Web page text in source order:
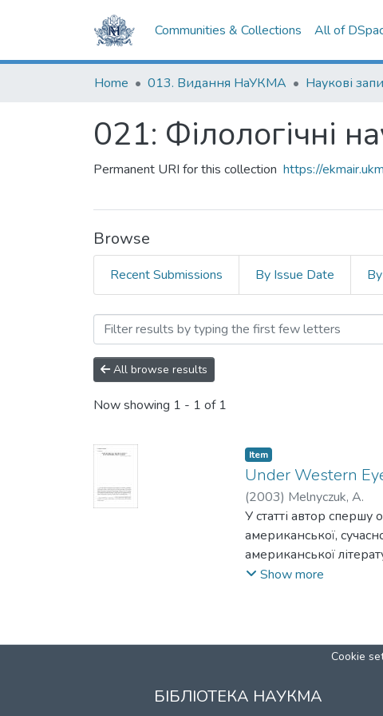
Communities & Collections All of
Home 013. Видання НаУКМА Наукові
021: Філологічні
Permanent URI for this collection https://
Browse
Recent Submissions By Issue Date
Browsing 021: Філологічні
All browse results
Now showing 1 - 1 of 1
Item
Under Western
(2003) Melnyczuk, A.
У статті автор спершу
американської,
американської
до Америки» («My
української
Show more
Cookie
БІБЛІОТЕКА НАУКМА